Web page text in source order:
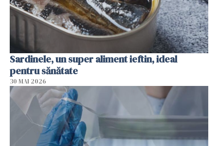
Sardinele, un super aliment ieftin, ideal
pentru sănătate
30 MAI 2026